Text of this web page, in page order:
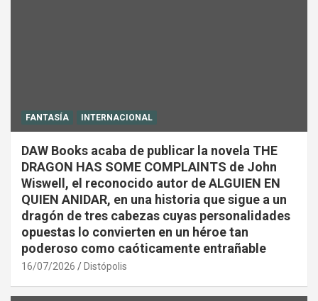
FANTASÍA INTERNACIONAL
DAW Books acaba de publicar la novela THE
DRAGON HAS SOME COMPLAINTS de John
Wiswell, el reconocido autor de ALGUIEN EN
QUIEN ANIDAR, en una historia que sigue a un
dragón de tres cabezas cuyas personalidades
opuestas lo convierten en un héroe tan
poderoso como caóticamente entrañable
16/07/2026 Distópolis